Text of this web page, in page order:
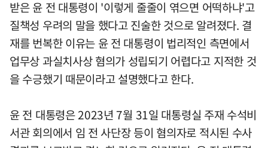
받은 윤 전 대통령이 '이렇게 줄줄이 엮으면 어떡하냐'고
질책성 우려의 말을 했다고 진술한 것으로 알려졌다. 결
재를 번복한 이유는 윤 전 대통령이 법리적인 측면에서
업무상 과실치사상 혐의가 성립되기 어렵다고 지적한 것
을 수긍했기 때문이라고 설명했다고 한다.
윤 전 대통령은 2023년 7월 31일 대통령실 주재 수석비
서관 회의에서 임 전 사단장 등이 혐의자로 적시된 수사